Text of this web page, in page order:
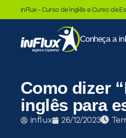
inFlux - Curso de Inglês e Curso de
Conheça a
Como dizer
inglês para
influx 26/12/2023